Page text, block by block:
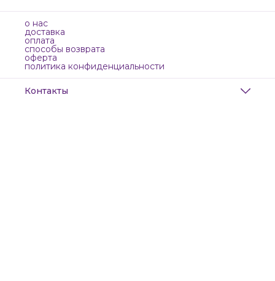
о нас
доставка
оплата
способы возврата
оферта
политика конфиденциальности
Контакты